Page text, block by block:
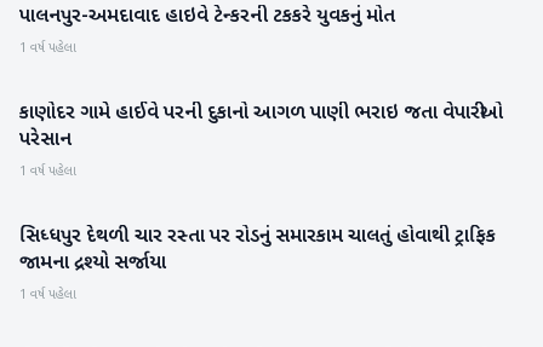
બનાસકાંઠા
પાલનપુર-અમદાવાદ હાઇવે ટેન્કરની ટકકરે યુવકનું મોત
1 વર્ષ પહેલા
બનાસકાંઠા
કાણોદર ગામે હાઈવે પરની દુકાનો આગળ પાણી ભરાઇ જતા વેપારીઓ
પરેસાન
1 વર્ષ પહેલા
પાટણ
સિધ્ધપુર દેથળી ચાર રસ્તા પર રોડનું સમારકામ ચાલતું હોવાથી ટ્રાફિક
જામના દ્રશ્યો સર્જાયા
1 વર્ષ પહેલા